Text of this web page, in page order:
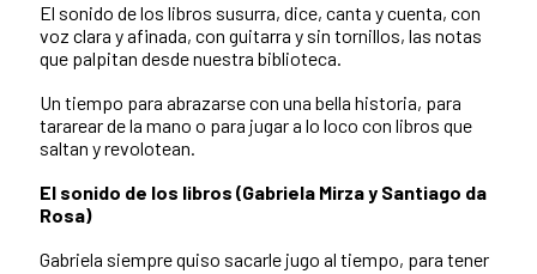
El sonido de los libros susurra, dice, canta y cuenta, con
voz clara y afinada, con guitarra y sin tornillos, las notas
que palpitan desde nuestra biblioteca.
Un tiempo para abrazarse con una bella historia, para
tararear de la mano o para jugar a lo loco con libros que
saltan y revolotean.
El sonido de los libros (Gabriela Mirza y Santiago da
Rosa)
Gabriela siempre quiso sacarle jugo al tiempo, para tener